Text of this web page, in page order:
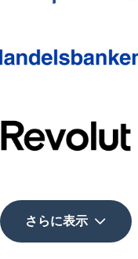
さらに表示